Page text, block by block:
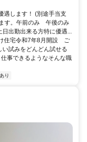
遇します！ (別途手当支
す。午前のみ 午後のみ
出勤出来る方特に優遇...
住宅令和7年8月開設 ご
試みをどんどん試せる
事できるようなそんな職
り